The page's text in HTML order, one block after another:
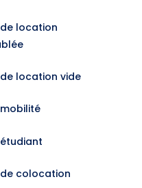
location
location vide
colocation